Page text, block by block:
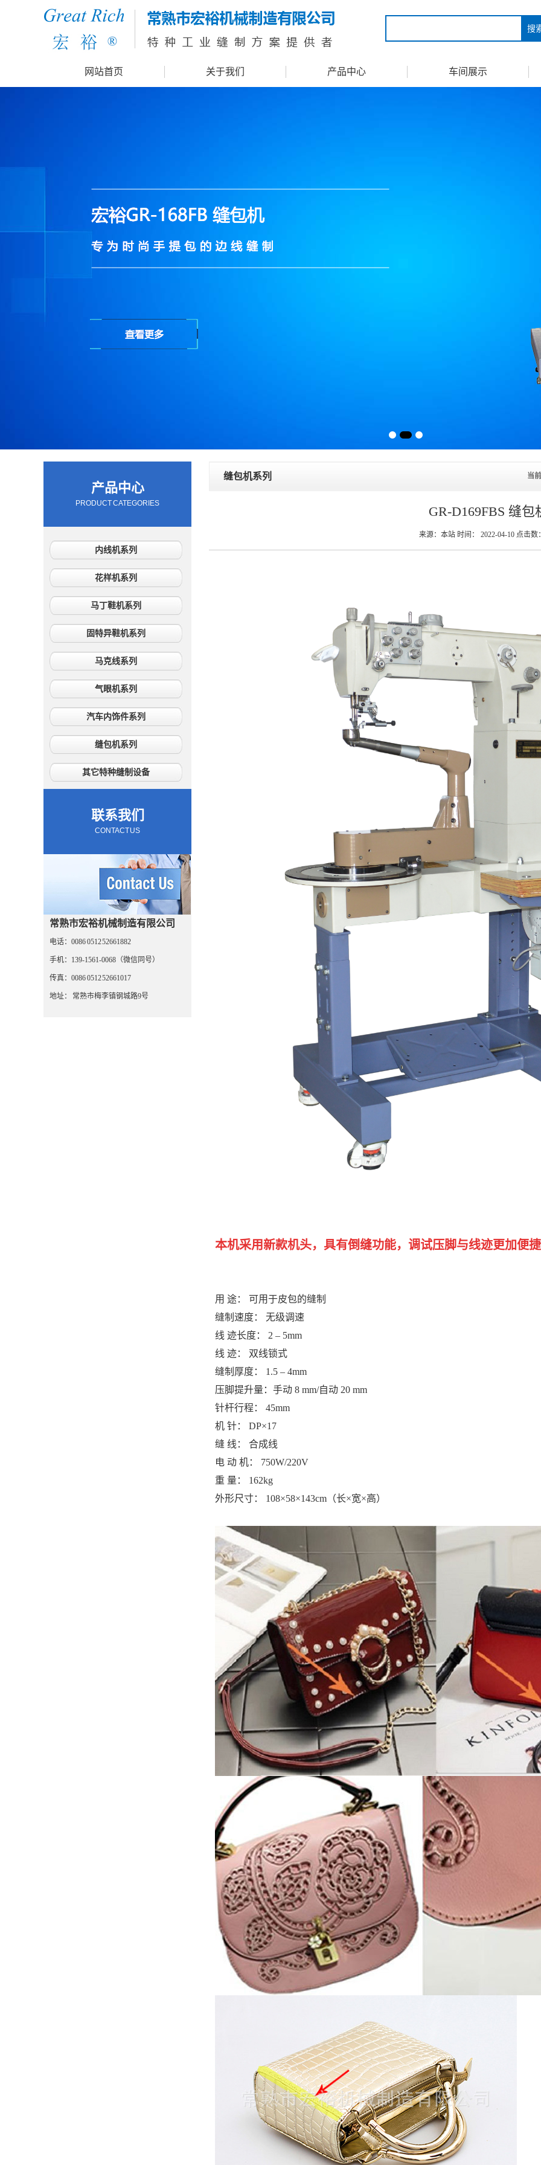
搜
网站首页 关于我们 产品中心 车间展示
产品中心
PRODUCT CATEGORIES
内线机系列
花样机系列
马丁鞋机系列
固特异鞋机系列
马克线系列
气眼机系列
汽车内饰件系列
缝包机系列
其它特种缝制设备
联系我们
CONTACT US
常熟市宏裕机械制造有限公司
电话：0086 0512 52661882
手机：139-1561-0068（微信同号）
传真：0086 0512 52661017
地址： 常熟市梅李镇钢城路9号
缝包机系列 当
GR-D169FBS 缝包
来源：本站 时间： 2022-04-10 点击
本机采用新款机头，具有倒缝功能，调试压脚与线迹更加便
用 途： 可用于皮包的缝制
缝制速度： 无级调速
线 迹长度：
2 – 5mm
线 迹： 双线锁式
缝制厚度：
1.5 – 4mm
压脚提升量：手动 8 mm/自动 20 mm
针杆行程：
45mm
机 针：
DP×17
缝 线： 合成线
电 动 机： 750W/220V
重 量：
162kg
外形尺寸： 108×58×143cm （长×宽×高）